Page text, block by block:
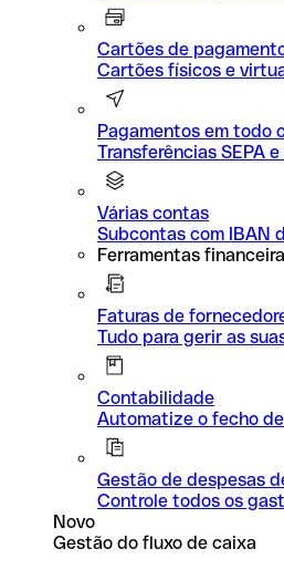
Cartões de
Cartões físicos e
Pagamentos em todo
Transferências SEPA
Várias contas
Subcontas com IBAN
Ferramentas
Faturas de
Tudo para gerir as
Contabilidade
Automatize o fecho
Gestão de despesas
Controle todos os
Novo
Gestão do fluxo de caixa